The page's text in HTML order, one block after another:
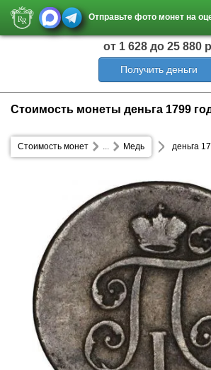
Отправьте фото монет на
от 1 628 до 25 880
Получить деньги
Стоимость монеты деньга 1799
Стоимость монет Медь
... деньга